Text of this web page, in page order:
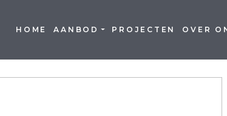
HOME AANBOD PROJECTEN OVER